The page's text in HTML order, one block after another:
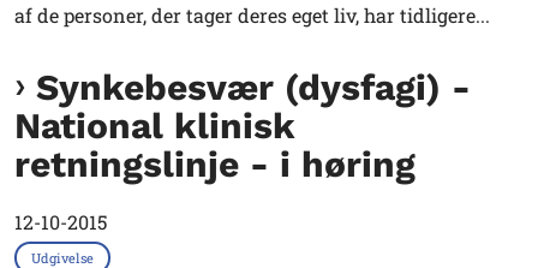
af de personer, der tager deres eget liv, har tidligere...
Synkebesvær (dysfagi) -
National klinisk
retningslinje - i høring
12-10-2015
Udgivelse